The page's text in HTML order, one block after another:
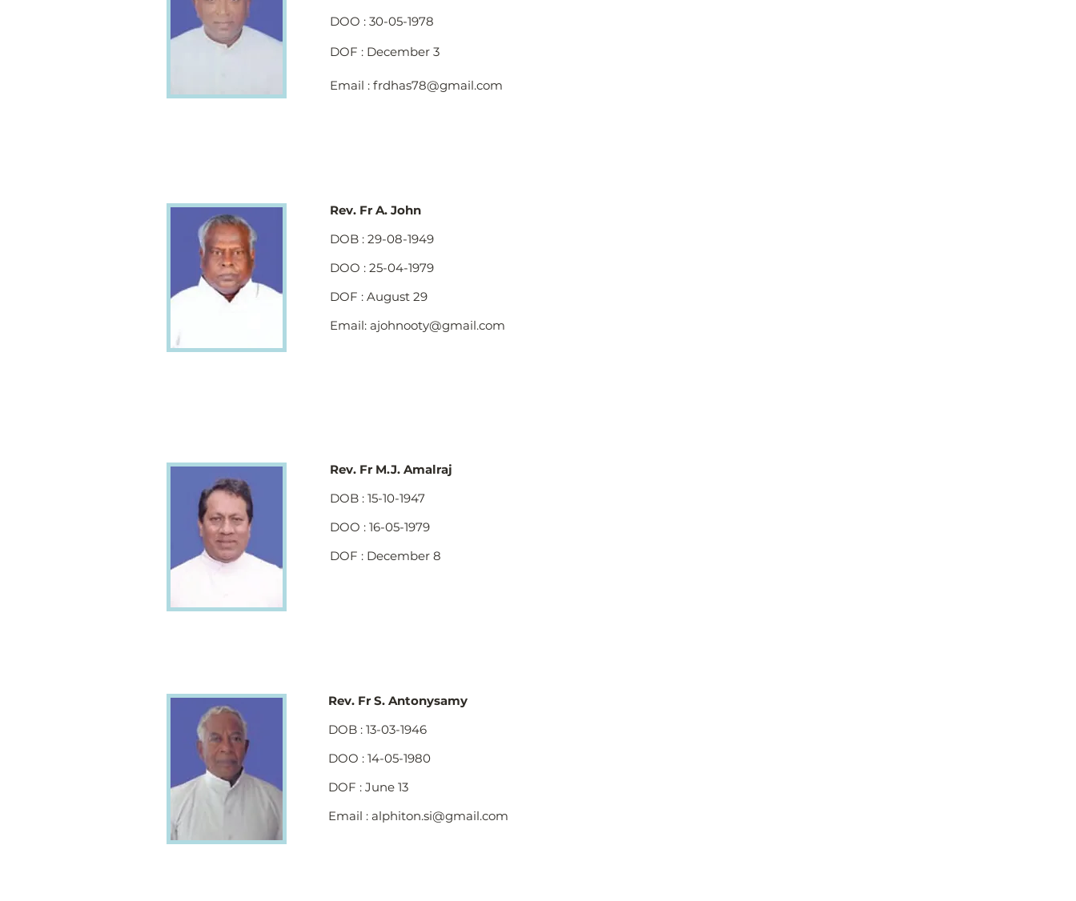
DOO : 30-05-1978
DOF : December 3
Email : frdhas78@gmail.com
Rev. Fr A. John
DOB : 29-08-1949
DOO : 25-04-1979
DOF : August 29
Email: ajohnooty@gmail.com
Rev. Fr M.J. Amalraj
DOB : 15-10-1947
DOO : 16-05-1979
DOF : December 8
Rev. Fr S. Antonysamy
DOB : 13-03-1946
DOO : 14-05-1980
DOF : June 13
Email : alphiton.si@gmail.com